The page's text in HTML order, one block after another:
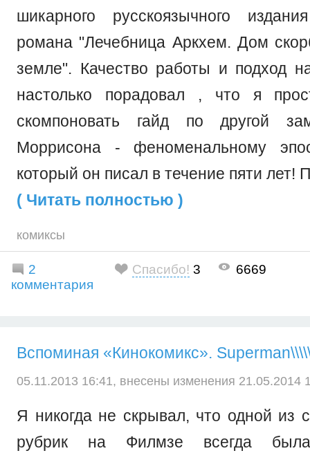
шикарного русскоязычного
романа "Лечебница Аркхем. Дом
земле". Качество работы и подход
настолько порадовал , что я
скомпоновать гайд по другой
Моррисона - феноменальному
который он писал в течение пяти лет!
( Читать полностью )
комиксы
2
комментария
Спасибо! 3 6669
Вспоминая «Кинокомикс».
05.11.2013 16:41, внесены изменения 21.05.2014
Я никогда не скрывал, что одной из
рубрик на Филмзе всегда